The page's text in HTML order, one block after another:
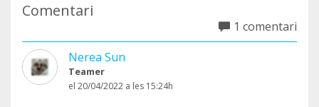
Comentari
1 comentari
Nerea Sun
Teamer
el 20/04/2022 a les 15:24h